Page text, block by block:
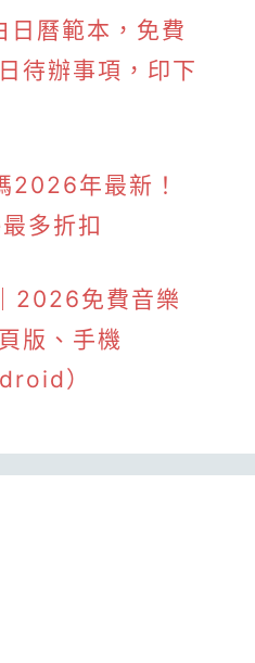
曆範本，免費
待辦事項，印下
2026年最新！
多折扣
2026免費音樂
版、手機
）